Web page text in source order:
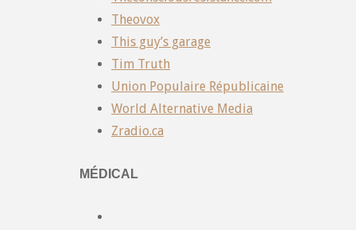
Theovox
This guy’s garage
Tim Truth
Union Populaire Républicaine
World Alternative Media
Zradio.ca
MÉDICAL